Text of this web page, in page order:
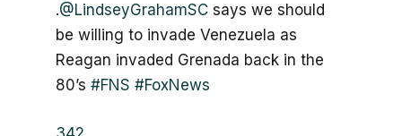
.@LindseyGrahamSC says we should
be willing to invade Venezuela as
Reagan invaded Grenada back in the
80’s #FNS #FoxNews